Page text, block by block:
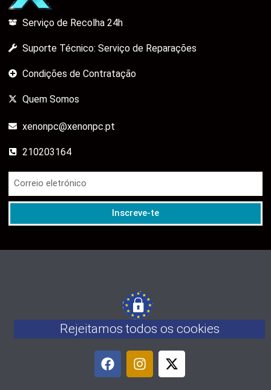
Serviço de Recolha 24h
Suporte Técnico: Serviço de Reparações
Condições de Contratação
Quem Somos
xenonpc@xenonpc.pt
210203164
Inscreve-te
Rejeitamos todos os cookies